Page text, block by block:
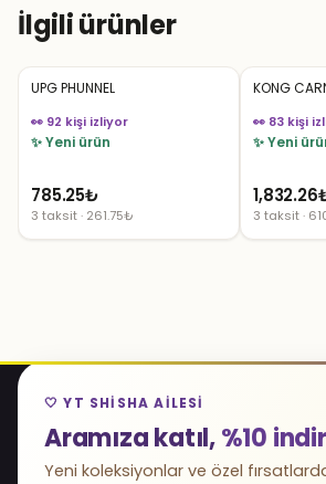
İlgili ürünler
UPG PHUNNEL
👀 92 kişi izliyor
✨ Yeni ürün
785.25₺
3 taksit · 261.75₺
KONG
👀 83 kişi
✨ Yeni
1,832.26
3 taksit ·
🤍 YT SHISHA AILESI
Aramıza katıl,%10
Yeni koleksiyonlar ve özel